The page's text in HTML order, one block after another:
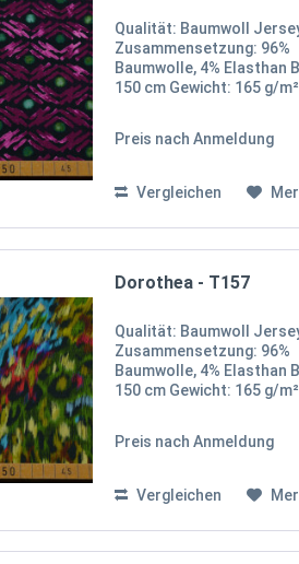
Qualität: Baumwoll
Zusammensetzung: 96%
Baumwolle, 4% Elasthan
150 cm Gewicht: 165 g/
faszinierendes
Kombination aus...
Preis nach Anmeldung
Vergleichen
Dorothea - T157
Qualität: Baumwoll
Zusammensetzung: 96%
Baumwolle, 4% Elasthan
150 cm Gewicht: 165 g/
Leopardenmuster in
Gelb. Die...
Preis nach Anmeldung
Vergleichen